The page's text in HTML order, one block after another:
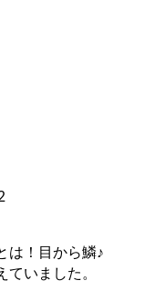
は！目から鱗♪
いました。